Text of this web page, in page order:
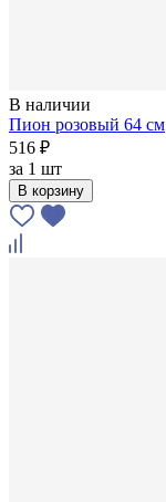
В наличии
Пион розовый 64 см
516 ₽
за 1 шт
В корзину